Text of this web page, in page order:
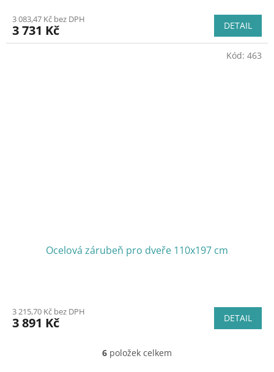
3 083,47 Kč bez DPH
3 731 Kč DETAIL
Ocelová zárubeň pro dveře 110x197 cm
3 215,70 Kč bez DPH
3 891 Kč DETAIL
Kód: 463
O
6 položek celkem